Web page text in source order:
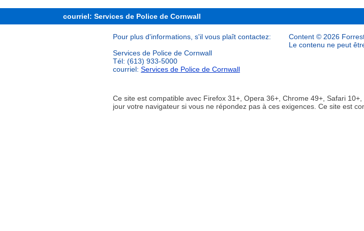
courriel: Services de Police de Cornwall
Pour plus d'informations, s'il vous plaît contactez:
Services de Police de Cornwall
Tél: (613) 933-5000
courriel: Services de Police de Cornwall
Content © 2026
Le contenu ne peut
Ce site est compatible avec Firefox 31+, Opera 36+, Chrome 49+, Safari
jour votre navigateur si vous ne répondez pas à ces exigences. Ce site est